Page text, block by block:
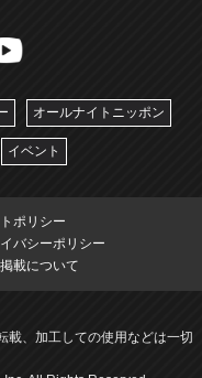
オールナイトニッポン
イベント
ポリシー
バシーポリシー
載について
載、加工しての使用などは一切